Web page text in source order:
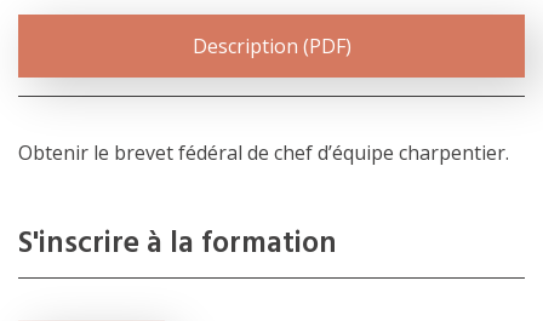
Description (PDF)
Obtenir le brevet fédéral de chef d’équipe charpentier.
S'inscrire à la formation